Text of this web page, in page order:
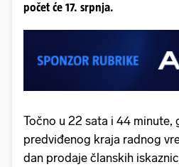
počet će 17. srpnja.
Točno u 22 sata i 44
predviđenog kraja radnog
dan prodaje članskih